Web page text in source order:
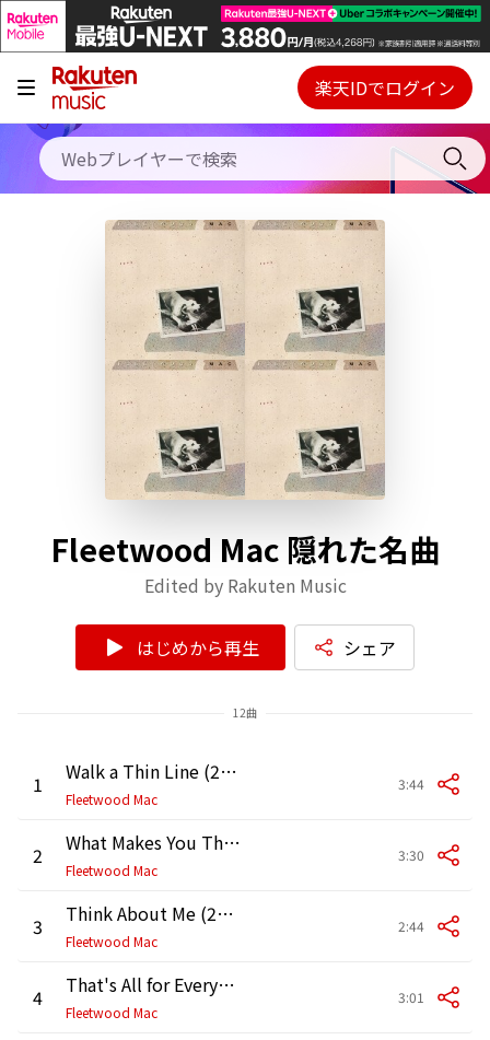
キャンペーン
料金プラン
使い方
初回30日間無料お試し
Webプレイヤー
ご契約内容の確認・変更
楽天IDでログイン
Fleetwood Mac 隠れた名曲
Edited by Rakuten Music
はじめから再生 シェア
12曲
1 Walk a Thin Line (2015 Remaster)
Fleetwood Mac
3:44
2 What Makes You Think You're the One (2015 Remaster)
Fleetwood Mac
3:30
3 Think About Me (2015 Remaster)
Fleetwood Mac
2:44
4 That's All for Everyone (2015 Remaster)
Fleetwood Mac
3:01